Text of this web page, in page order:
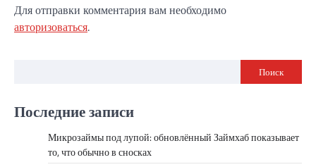
Для отправки комментария вам необходимо
авторизоваться.
Поиск
Последние записи
Микрозаймы под лупой: обновлённый Займхаб показывает
то, что обычно в сносках